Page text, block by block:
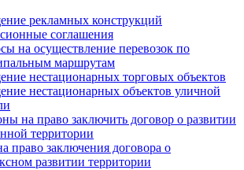
рекламных конструкций
соглашения
на осуществление перевозок по
маршрутам
нестационарных торговых объектов
нестационарных объектов уличной
на право заключить договор о развитии
территории
право заключения договора о
развитии территории